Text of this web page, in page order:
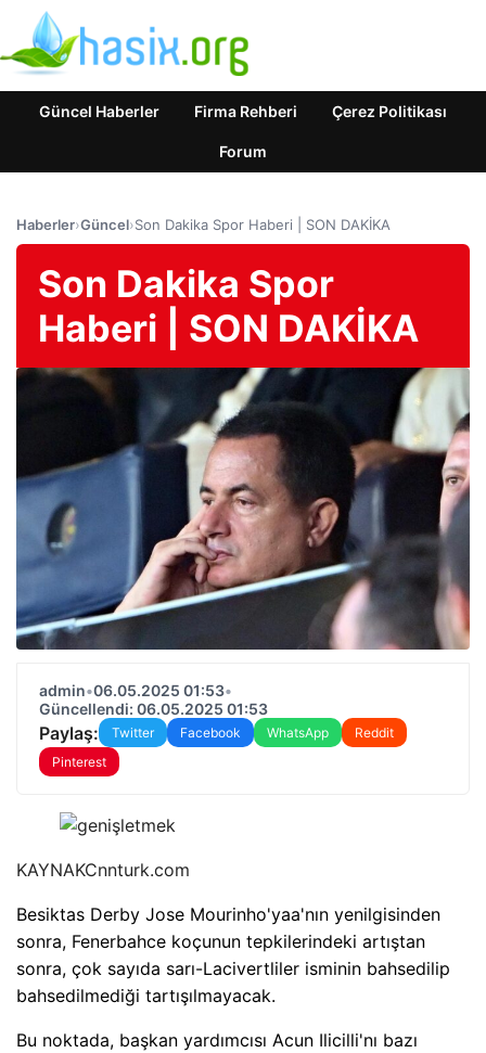
Güncel Haberler Firma Rehberi Çerez Politikası
Forum
Haberler›Güncel›Son Dakika Spor Haberi | SON DAKİKA
Son Dakika Spor
Haberi | SON DAKİKA
admin•06.05.2025 01:53•
Güncellendi: 06.05.2025 01:53
Paylaş: Twitter Facebook WhatsApp
Reddit
Pinterest
KAYNAKCnnturk.com
Besiktas Derby Jose Mourinho'yaa'nın yenilgisinden
sonra, Fenerbahce koçunun tepkilerindeki artıştan
sonra, çok sayıda sarı-Lacivertliler isminin bahsedilip
bahsedilmediği tartışılmayacak.
Bu noktada, başkan yardımcısı Acun Ilicilli'nı bazı